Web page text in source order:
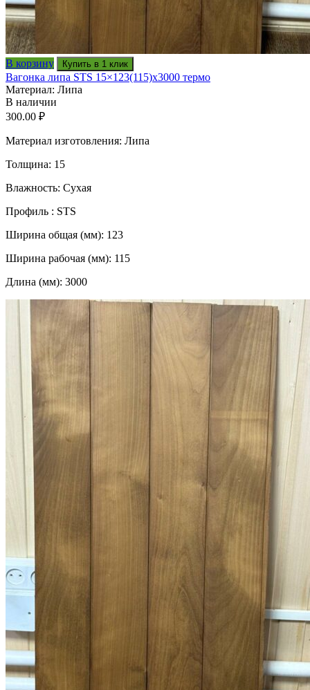
В корзину Купить в 1 клик
Вагонка липа STS 15×123(115)x3000 термо
Материал: Липа
В наличии
300.00 ₽
Материал изготовления: Липа
Толщина: 15
Влажность: Сухая
Профиль : STS
Ширина общая (мм): 123
Ширина рабочая (мм): 115
Длина (мм): 3000